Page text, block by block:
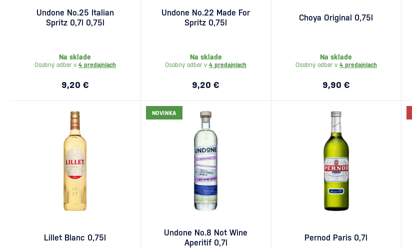
Undone No.25 Italian
Spritz 0,7l 0,75l
Na sklade
Osobný odber v 4 predajniach
9,20 €
Undone No.22 Made For
Spritz 0,75l
Na sklade
Osobný odber v4 predajniach
9,20 €
Choya Original 0,75l
Na sklade
Osobný odber v 4 predajniach
9,90 €
Lillet Blanc 0,75l
NOVINKA
Undone No.8 Not Wine
Aperitif 0,7l
Pernod Paris 0,7l